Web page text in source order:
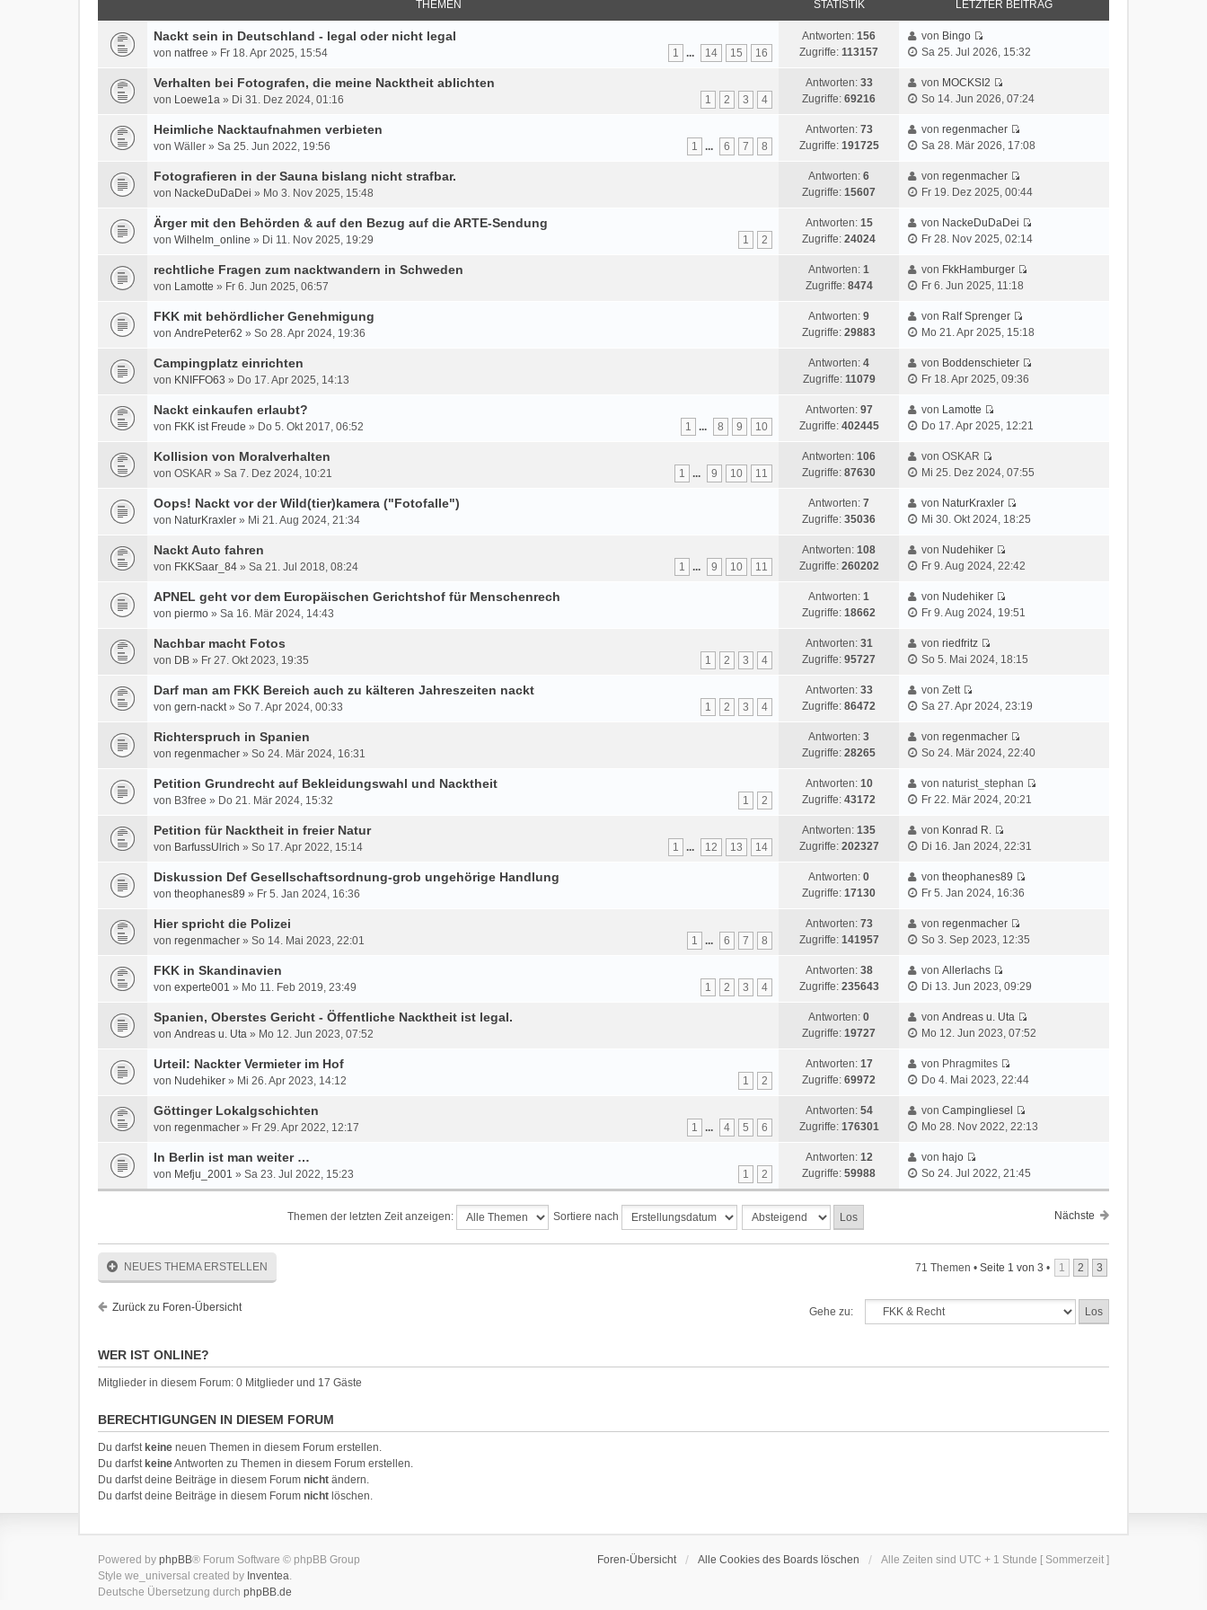
THEMEN STATISTIK LETZTER BEITRAG
Nackt sein in Deutschland - legal oder nicht legal
1 ... 14 15 16
von natfree » Fr 18. Apr 2025, 15:54
Antworten: 156
Zugriffe: 113157
von Bingo
Sa 25. Jul 2026, 15:32
Verhalten bei Fotografen, die meine Nacktheit ablichten
1 2 3 4
von Loewe1a » Di 31. Dez 2024, 01:16
Antworten: 33
Zugriffe: 69216
von MOCKSI2
So 14. Jun 2026, 07:24
Heimliche Nacktaufnahmen verbieten
1 ... 6 7 8
von Wäller » Sa 25. Jun 2022, 19:56
Antworten: 73
Zugriffe: 191725
vonregenmacher
Sa 28. Mär 2026, 17:08
Fotografieren in der Sauna bislang nicht strafbar.
von NackeDuDaDei » Mo 3. Nov 2025, 15:48
Antworten: 6
Zugriffe: 15607
vonregenmacher
Fr 19. Dez 2025, 00:44
Ärger mit den Behörden & auf den Bezug auf die ARTE-Sendung
1 2
von Wilhelm_online » Di 11. Nov 2025, 19:29
Antworten: 15
Zugriffe: 24024
von NackeDuDaDei
Fr 28. Nov 2025, 02:14
rechtliche Fragen zum nacktwandern in Schweden
von Lamotte » Fr 6. Jun 2025, 06:57
Antworten: 1
Zugriffe: 8474
von FkkHamburger
Fr 6. Jun 2025, 11:18
FKK mit behördlicher Genehmigung
von AndrePeter62 » So 28. Apr 2024, 19:36
Antworten: 9
Zugriffe: 29883
von Ralf Sprenger
Mo 21. Apr 2025, 15:18
Campingplatz einrichten
von KNIFFO63 » Do 17. Apr 2025, 14:13
Antworten: 4
Zugriffe: 11079
von Boddenschieter
Fr 18. Apr 2025, 09:36
Nackt einkaufen erlaubt?
1 ... 8 9 10
von FKK ist Freude » Do 5. Okt 2017, 06:52
Antworten: 97
Zugriffe: 402445
von Lamotte
Do 17. Apr 2025, 12:21
Kollision von Moralverhalten
1 ... 9 10 11
von OSKAR » Sa 7. Dez 2024, 10:21
Antworten: 106
Zugriffe: 87630
von OSKAR
Mi 25. Dez 2024, 07:55
Oops! Nackt vor der Wild(tier)kamera ("Fotofalle")
von NaturKraxler » Mi 21. Aug 2024, 21:34
Antworten: 7
Zugriffe: 35036
von NaturKraxler
Mi 30. Okt 2024, 18:25
Nackt Auto fahren
1 ... 9 10 11
von FKKSaar_84 » Sa 21. Jul 2018, 08:24
Antworten: 108
Zugriffe: 260202
von Nudehiker
Fr 9. Aug 2024, 22:42
APNEL geht vor dem Europäischen Gerichtshof für Menschenrech
von piermo » Sa 16. Mär 2024, 14:43
Antworten: 1
Zugriffe: 18662
von Nudehiker
Fr 9. Aug 2024, 19:51
Nachbar macht Fotos
1 2 3 4
von DB » Fr 27. Okt 2023, 19:35
Antworten: 31
Zugriffe: 95727
vonriedfritz
So 5. Mai 2024, 18:15
Darf man am FKK Bereich auch zu kälteren Jahreszeiten nackt
1 2 3 4
von gern-nackt» So 7. Apr 2024, 00:33
Antworten: 33
Zugriffe: 86472
von Zett
Sa 27. Apr 2024, 23:19
Richterspruch in Spanien
von regenmacher » So 24. Mär 2024, 16:31
Antworten: 3
Zugriffe: 28265
vonregenmacher
So 24. Mär 2024, 22:40
Petition Grundrecht auf Bekleidungswahl und Nacktheit
1 2
von B3free » Do 21. Mär 2024, 15:32
Antworten: 10
Zugriffe: 43172
von naturist_stephan
Fr 22. Mär 2024, 20:21
Petition für Nacktheit in freier Natur
1 ... 12 13 14
von BarfussUlrich » So 17. Apr 2022, 15:14
Antworten: 135
Zugriffe: 202327
von Konrad R.
Di 16. Jan 2024, 22:31
Diskussion Def Gesellschaftsordnung-grob ungehörige Handlung
von theophanes89 » Fr 5. Jan 2024, 16:36
Antworten: 0
Zugriffe: 17130
vontheophanes89
Fr 5. Jan 2024, 16:36
Hier spricht die Polizei
1 ... 6 7 8
von regenmacher » So 14. Mai 2023, 22:01
Antworten: 73
Zugriffe: 141957
vonregenmacher
So 3. Sep 2023, 12:35
FKK in Skandinavien
1 2 3 4
von experte001 » Mo 11. Feb 2019, 23:49
Antworten: 38
Zugriffe: 235643
vonAllerlachs
Di 13. Jun 2023, 09:29
Spanien, Oberstes Gericht - Öffentliche Nacktheit ist legal.
von Andreas u. Uta » Mo 12. Jun 2023, 07:52
Antworten: 0
Zugriffe: 19727
vonAndreas u. Uta
Mo 12. Jun 2023, 07:52
Urteil: Nackter Vermieter im Hof
1 2
von Nudehiker » Mi 26. Apr 2023, 14:12
Antworten: 17
Zugriffe: 69972
von Phragmites
Do 4. Mai 2023, 22:44
Göttinger Lokalgschichten
1 ... 4 5 6
von regenmacher » Fr 29. Apr 2022, 12:17
Antworten: 54
Zugriffe: 176301
vonCampingliesel
Mo 28. Nov 2022, 22:13
In Berlin ist man weiter …
1 2
von Mefju_2001 » Sa 23. Jul 2022, 15:23
Antworten: 12
Zugriffe: 59988
von hajo
So 24. Jul 2022, 21:45
Nächste
Themen der letzten Zeit anzeigen: Sortiere nach
NEUES THEMA ERSTELLEN 71 Themen • Seite 1 von 3 • 1 2 3
Zurück zu Foren-Übersicht Gehe zu:
WER IST ONLINE?
Mitglieder in diesem Forum: 0 Mitglieder und 17 Gäste
BERECHTIGUNGEN IN DIESEM FORUM
Du darfst keine neuen Themen in diesem Forum erstellen.
Du darfst keineAntworten zu Themen in diesem Forum erstellen.
Du darfst deine Beiträge in diesem Forum nicht ändern.
Du darfst deine Beiträge in diesem Forum nicht löschen.
Foren-Übersicht Alle Cookies des Boards löschen Alle Zeiten sind UTC + 1 Stunde [ Sommerzeit ]
Powered by phpBB® Forum Software © phpBB Group
Style we_universal created by Inventea.
Deutsche Übersetzung durch phpBB.de